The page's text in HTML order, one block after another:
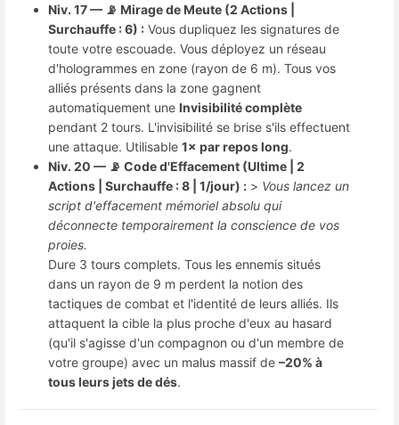
Niv. 17 — 📡 Mirage de Meute (2 Actions |
Surchauffe : 6) : Vous dupliquez les signatures de
toute votre escouade. Vous déployez un réseau
d'hologrammes en zone (rayon de 6 m). Tous vos
alliés présents dans la zone gagnent
automatiquement une Invisibilité complète
pendant 2 tours. L'invisibilité se brise s'ils effectuent
une attaque. Utilisable 1× par repos long.
Niv. 20 — 📡 Code d'Effacement (Ultime | 2
Actions | Surchauffe : 8 | 1/jour) : > Vous lancez un
script d'effacement mémoriel absolu qui
déconnecte temporairement la conscience de vos
proies.
Dure 3 tours complets. Tous les ennemis situés
dans un rayon de 9 m perdent la notion des
tactiques de combat et l'identité de leurs alliés. Ils
attaquent la cible la plus proche d'eux au hasard
(qu'il s'agisse d'un compagnon ou d'un membre de
votre groupe) avec un malus massif de –20% à
tous leurs jets de dés.